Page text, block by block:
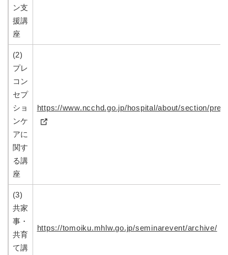
ン支
援講
座
(2)
プレ
コン
セプ
ショ
ンケ
アに
関す
る講
座
https://www.ncchd.go.jp/hospital/about/section/
(3)
共家
事・
共育
て講
https://tomoiku.mhlw.go.jp/seminarevent/archive/